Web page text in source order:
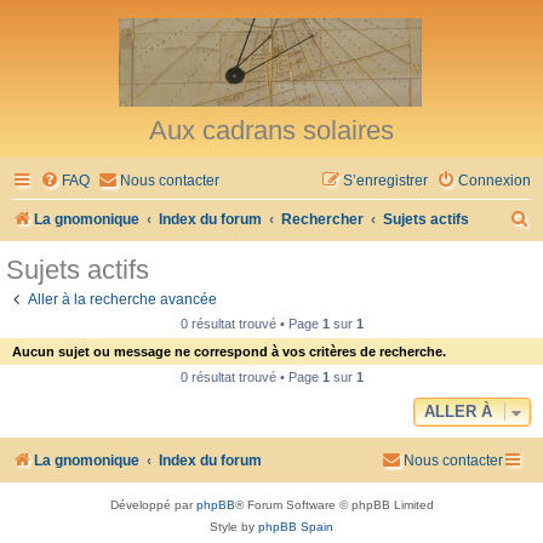
Aux cadrans solaires
FAQ Nous contacter Connexion
S’enregistrer
La gnomonique Index du forum Rechercher Sujets actifs
h
Sujets actifs
Aller à la recherche avancée
0 résultat trouvé • Page 1sur 1
Aucun sujet ou message ne correspond à vos critères de recherche.
0 résultat trouvé • Page 1sur 1
ALLER À
La gnomonique Index du forum Nous contacter
Développé parphpBB® Forum Software © phpBB Limited
Style by phpBB Spain